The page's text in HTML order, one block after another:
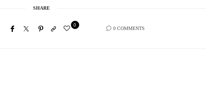
SHARE
0
0 COMMENTS